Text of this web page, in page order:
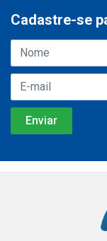
Cadastre-se